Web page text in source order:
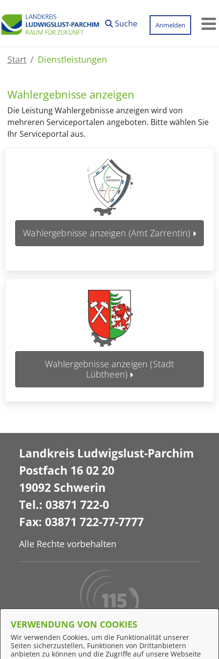
Suche
Anmelden
Start Dienstleistungen
Wahlergebnisse anzeigen
Die Leistung Wahlergebnisse anzeigen wird von
mehreren Serviceportalen angeboten. Bitte wählen Sie
Ihr Serviceportal aus.
Wahlergebnisse anzeigen (Amt Zarrentin)
Wahlergebnisse anzeigen (Stadt
Lübtheen)
Behördennummer 115
Online-Support
Landkreis Ludwigslust-Parchim
Postfach 16 02 20
19092 Schwerin
Tel.: 03871 722-0
Fax: 03871 722-77-7777
Alle Rechte vorbehalten
VERWENDUNG VON COOKIES
Wir verwenden Cookies, um die Funktionalität unserer
Seiten sicherzustellen, Funktionen von Drittanbietern
anbieten zu können und die Zugriffe auf unsere Webseite